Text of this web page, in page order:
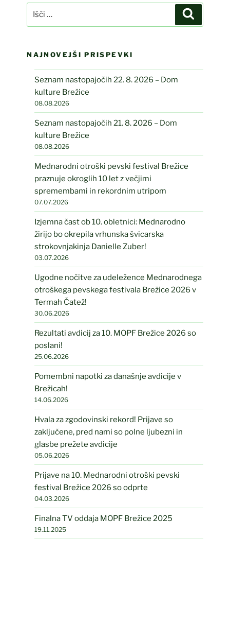
NAJNOVEJŠI PRISPEVKI
Seznam nastopajočih 22. 8. 2026 – Dom
kulture Brežice
08.08.2026
Seznam nastopajočih 21. 8. 2026 – Dom
kulture Brežice
08.08.2026
Mednarodni otroški pevski festival Brežice
praznuje okroglih 10 let z večjimi
spremembami in rekordnim utripom
07.07.2026
Izjemna čast ob 10. obletnici: Mednarodno
žirijo bo okrepila vrhunska švicarska
strokovnjakinja Danielle Zuber!
03.07.2026
Ugodne nočitve za udeležence Mednarodnega
otroškega pevskega festivala Brežice 2026 v
Termah Čatež!
30.06.2026
Rezultati avdicij za 10. MOPF Brežice 2026 so
poslani!
25.06.2026
Pomembni napotki za današnje avdicije v
Brežicah!
14.06.2026
Hvala za zgodovinski rekord! Prijave so
zaključene, pred nami so polne ljubezni in
glasbe prežete avdicije
05.06.2026
Prijave na 10. Mednarodni otroški pevski
festival Brežice 2026 so odprte
04.03.2026
Finalna TV oddaja MOPF Brežice 2025
19.11.2025